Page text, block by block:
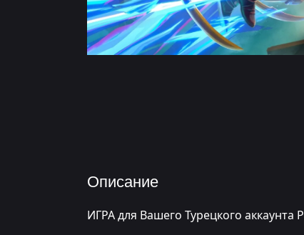
Описание
ИГРА для Вашего Турецкого аккаунта